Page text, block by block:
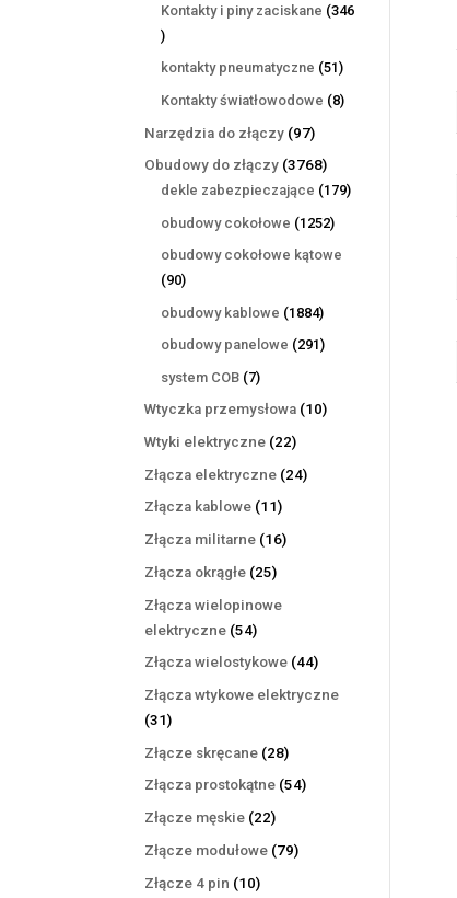
produktów
Kontakty i piny zaciskane 346
346
produktów
kontakty pneumatyczne 5151
produktów
Kontakty światłowodowe 88
Narzędzia do złączy 9797
produktów
Obudowy do złączy 37683768
produktów
dekle zabezpieczające 179179
obudowy cokołowe 12521252
obudowy cokołowe kątowe
9090
produktów
obudowy kablowe 18841884
produkty
obudowy panelowe 291291
system COB 77
produktów
Wtyczka przemysłowa 1010
Wtyki elektryczne 2222
produkty
Złącza elektryczne 2424
Złącza kablowe 1111
produktów
Złącza militarne 1616
Złącza okrągłe 2525
Złącza wielopinowe
elektryczne 5454
produkty
Złącza wielostykowe 4444
Złącza wtykowe elektryczne
3131
produktów
Złącze skręcane 2828
produktów
Złącza prostokątne 5454
Złącze męskie 2222
produkty
Złącze modułowe 7979
Złącze 4 pin 1010